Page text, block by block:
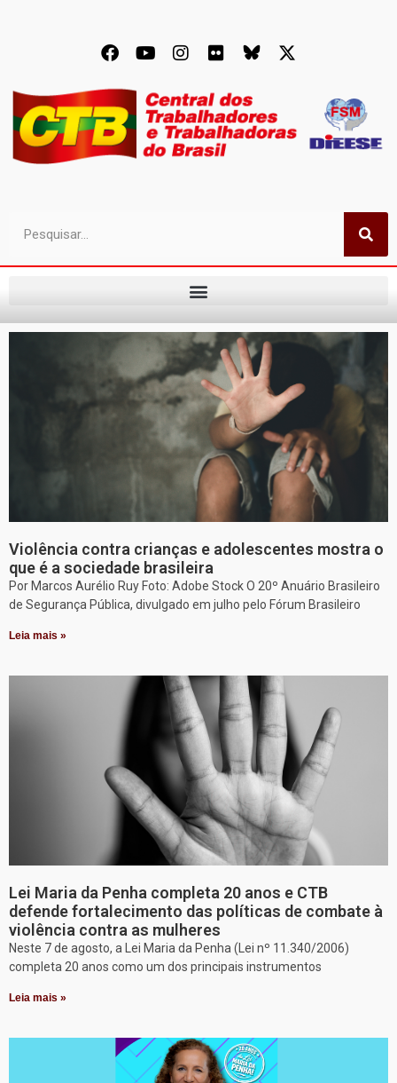
Violência contra crianças e adolescentes mostra o
que é a sociedade brasileira
Por Marcos Aurélio Ruy Foto: Adobe Stock O 20º Anuário Brasileiro
de Segurança Pública, divulgado em julho pelo Fórum Brasileiro
Leia mais »
Lei Maria da Penha completa 20 anos e CTB
defende fortalecimento das políticas de combate à
violência contra as mulheres
Neste 7 de agosto, a Lei Maria da Penha (Lei nº 11.340/2006)
completa 20 anos como um dos principais instrumentos
Leia mais »